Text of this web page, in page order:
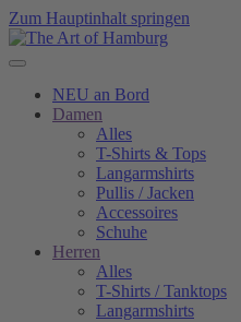
Zum Hauptinhalt springen
NEU an Bord
Damen
Alles
T-Shirts & Tops
Langarmshirts
Pullis / Jacken
Accessoires
Schuhe
Herren
Alles
T-Shirts / Tanktops
Langarmshirts